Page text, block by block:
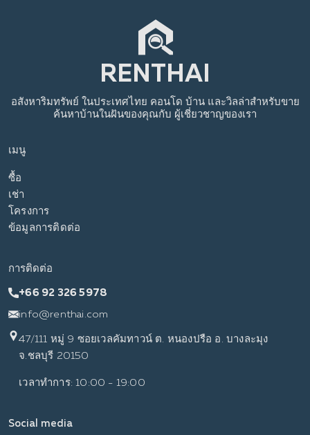
เมนู
ซื้อ
เช่า
โครงการ
ข้อมูลการติดต่อ
อสังหาริมทรัพย์ ในประเทศไทย คอนโด บ้าน และวิลล่าสำหรับขาย
ค้นหาบ้านในฝันของคุณกับ ผู้เชี่ยวชาญของเรา
การติดต่อ
+66 92 326 5978
info@renthai.com
47/111 หมู่ 9 ซอยเวลคัมทาวน์ ต. หนองปรือ อ. บางละมุง
จ.ชลบุรี 20150
เวลาทำการ: 10:00 - 19:00
Social media